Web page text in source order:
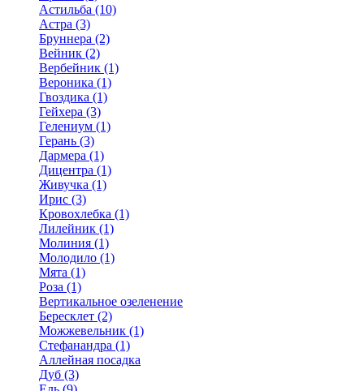
Астильба (10)
Астра (3)
Бруннера (2)
Вейник (2)
Вербейник (1)
Вероника (1)
Гвоздика (1)
Гейхера (3)
Гелениум (1)
Герань (3)
Дармера (1)
Дицентра (1)
Живучка (1)
Ирис (3)
Кровохлебка (1)
Лилейник (1)
Молиния (1)
Молодило (1)
Мята (1)
Роза (1)
Вертикальное озеленение
Бересклет (2)
Можжевельник (1)
Стефанандра (1)
Аллейная посадка
Дуб (3)